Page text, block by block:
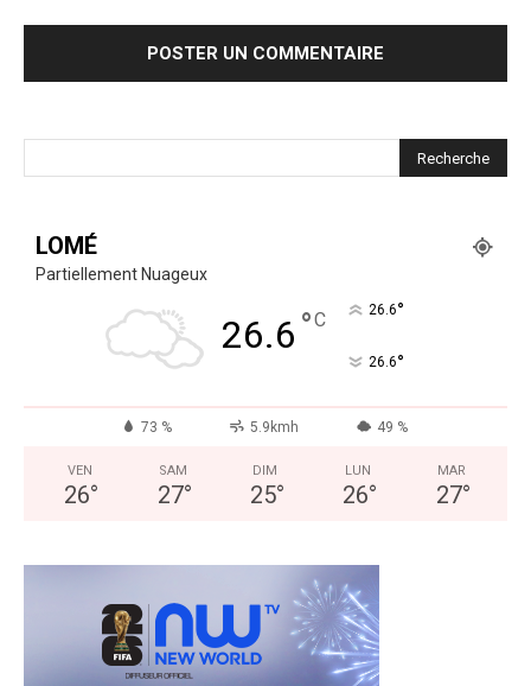
LOMÉ
Partiellement Nuageux
26.6 °C 26.6°
26.6°
73 % 5.9kmh 49 %
VEN
26°
SAM
27°
DIM
25°
LUN
26°
MAR
27°